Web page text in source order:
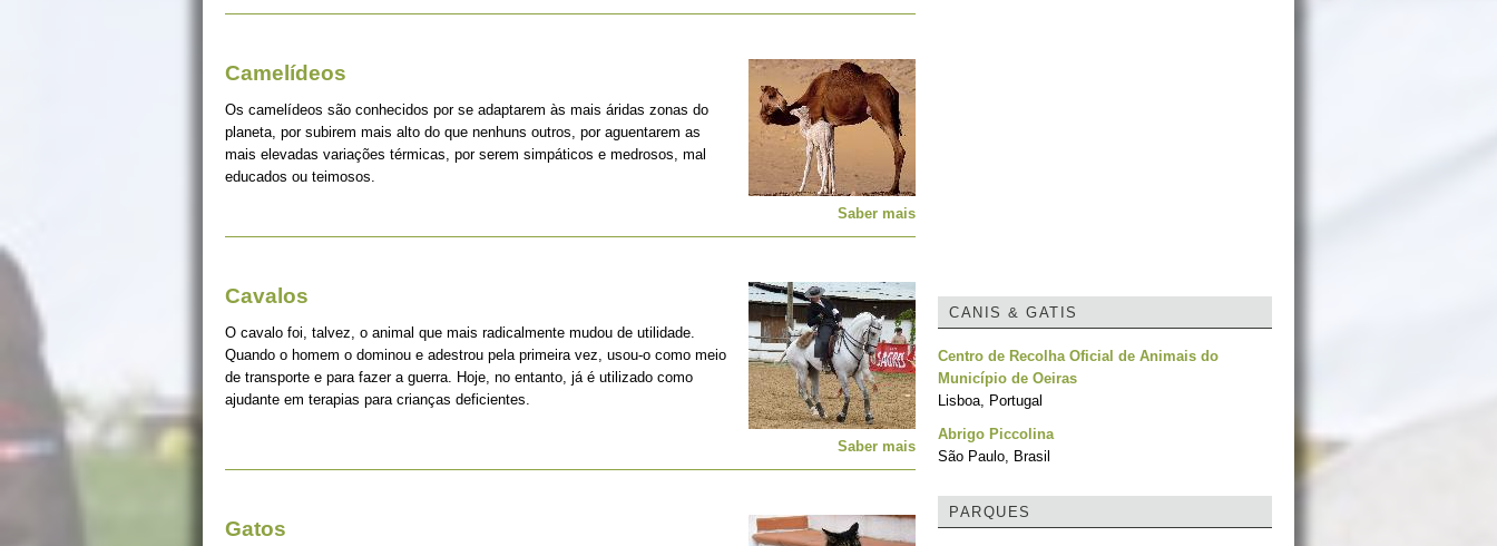
Camelídeos
Os camelídeos são conhecidos por se adaptarem às mais áridas zonas do
planeta, por subirem mais alto do que nenhuns outros, por aguentarem as
mais elevadas variações térmicas, por serem simpáticos e medrosos, mal
educados ou teimosos.
Saber mais
Cavalos
O cavalo foi, talvez, o animal que mais radicalmente mudou de utilidade.
Quando o homem o dominou e adestrou pela primeira vez, usou-o como meio
de transporte e para fazer a guerra. Hoje, no entanto, já é utilizado como
ajudante em terapias para crianças deficientes.
Saber mais
Gatos
CANIS & GATIS
Centro de Recolha Oficial de Animais do
Município de Oeiras
Lisboa, Portugal
Abrigo Piccolina
São Paulo, Brasil
PARQUES